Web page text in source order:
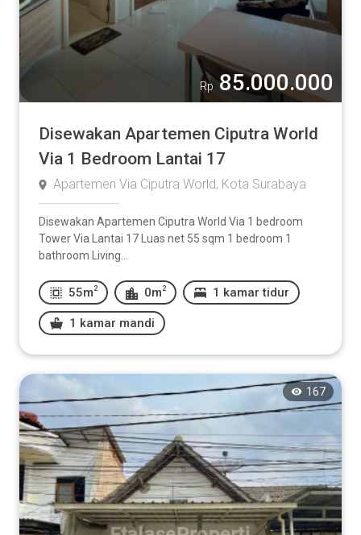
Rp 85.000.000
Disewakan Apartemen Ciputra World
Via 1 Bedroom Lantai 17
Apartemen Via Ciputra World, Kota Surabaya
Disewakan Apartemen Ciputra World Via 1 bedroom
Tower Via Lantai 17 Luas net 55 sqm 1 bedroom 1
bathroom Living...
55m 2 0m 2 1 kamar tidur
1 kamar mandi
167